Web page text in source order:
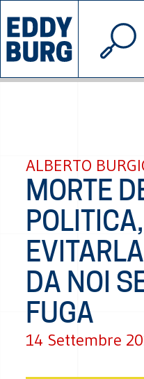
INIZIATIVE
© 2026
ALBERTO
MORTE
DA NOI
FUGA
14 Settembre